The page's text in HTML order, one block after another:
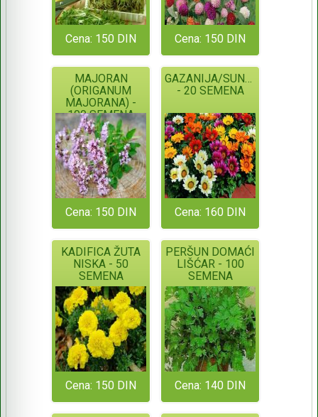
Cena: 150 DIN Cena: 150 DIN
MAJORAN
(ORIGANUM
MAJORANA) -
100 SEMENA
Cena: 150 DIN
GAZANIJA/SUNČICA
- 20 SEMENA
Cena: 160 DIN
KADIFICA ŽUTA
NISKA - 50
SEMENA
Cena: 150 DIN
PERŠUN DOMAĆI
LIŠĆAR - 100
SEMENA
Cena: 140 DIN